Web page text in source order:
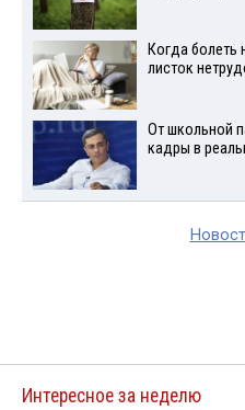
Когда болеть
листок
От школьной
кадры в
Интересное за неделю